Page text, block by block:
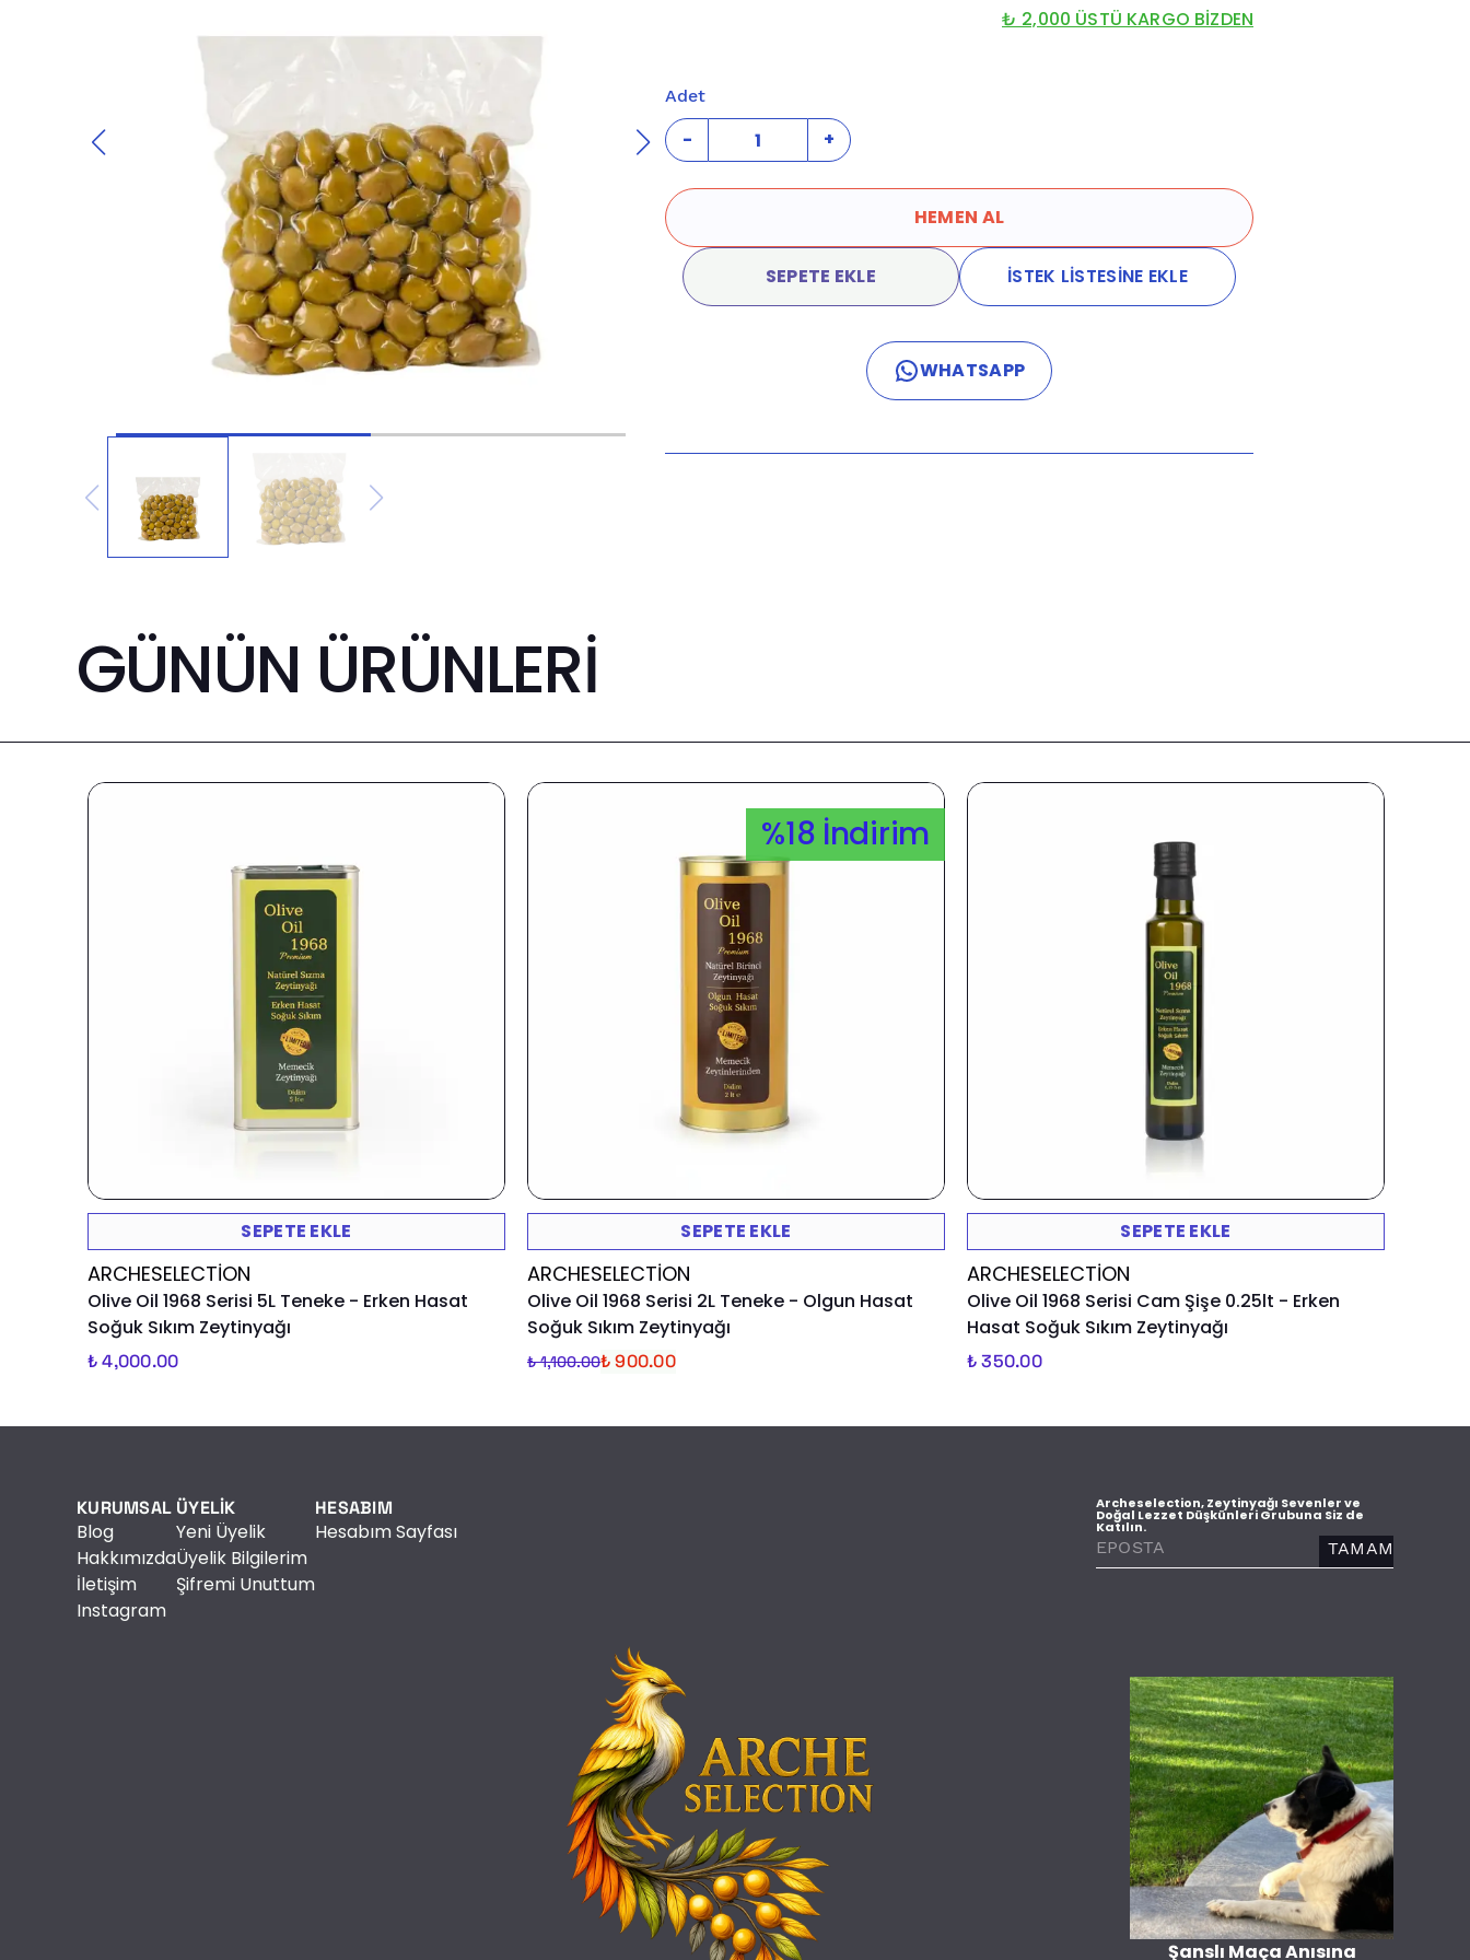
₺ 2,000 ÜSTÜ KARGO BİZDEN
Adet
- +
HEMEN AL
SEPETE EKLE İSTEK LİSTESİNE EKLE
WHATSAPP
GÜNÜN ÜRÜNLERİ
SEPETE EKLE
ARCHESELECTION
Olive Oil 1968 Serisi 5L Teneke - Erken Hasat
Soğuk Sıkım Zeytinyağı
₺ 4,000.00
%18 İndirim
SEPETE EKLE
ARCHESELECTION
Olive Oil 1968 Serisi 2L Teneke - Olgun Hasat
Soğuk Sıkım Zeytinyağı
₺ 1,100.00₺ 900.00
SEPETE EKLE
ARCHESELECTION
Olive Oil 1968 Serisi Cam Şişe 0.25lt - Erken
Hasat Soğuk Sıkım Zeytinyağı
₺ 350.00
KURUMSAL
Blog
Hakkımızda
İletişim
Instagram
ÜYELİK
Yeni Üyelik
Üyelik Bilgilerim
Şifremi Unuttum
HESABIM
Hesabım Sayfası
Archeselection, Zeytinyağı Sevenler ve
Doğal Lezzet Düşkünleri Grubuna Siz de
Katılın.
TAMAM
Şanslı Maça Anısına